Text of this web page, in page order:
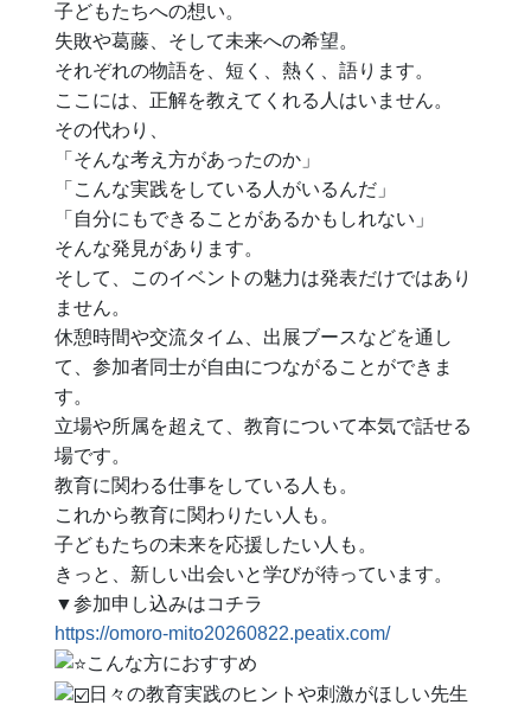
子どもたちへの想い。
失敗や葛藤、そして未来への希望。
それぞれの物語を、短く、熱く、語ります。
ここには、正解を教えてくれる人はいません。
その代わり、
「そんな考え方があったのか」
「こんな実践をしている人がいるんだ」
「自分にもできることがあるかもしれない」
そんな発見があります。
そして、このイベントの魅力は発表だけではあり
ません。
休憩時間や交流タイム、出展ブースなどを通し
て、参加者同士が自由につながることができま
す。
立場や所属を超えて、教育について本気で話せる
場です。
教育に関わる仕事をしている人も。
これから教育に関わりたい人も。
子どもたちの未来を応援したい人も。
きっと、新しい出会いと学びが待っています。
▼参加申し込みはコチラ
https://omoro-mito20260822.peatix.com/
こんな方におすすめ
日々の教育実践のヒントや刺激がほしい先生